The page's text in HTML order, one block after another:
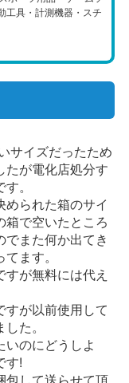
工具・計測機器・スチ
サイズだったため
たが電化店処分す
。
められた箱のサイ
箱で空いたところ
でまた何か出てき
ます。
が無料には代え
すが以前使用して
た。
いのにどうしよ
す!
包して送らせて頂